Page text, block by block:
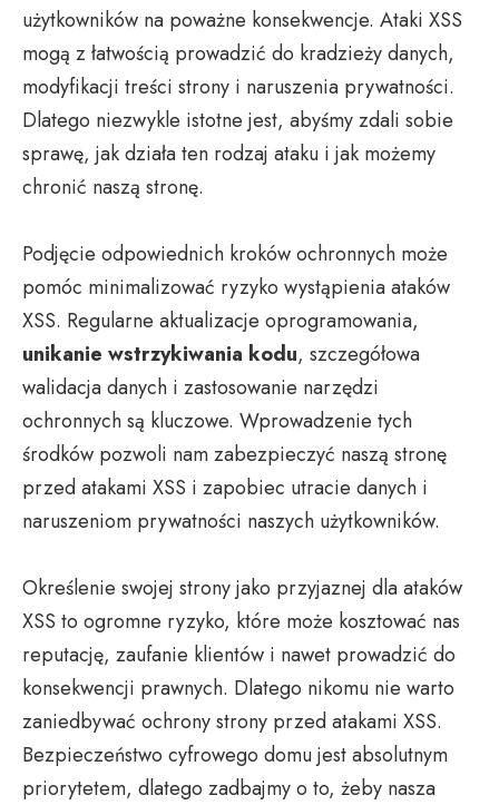
użytkowników na poważne konsekwencje. Ataki XSS
mogą z łatwością prowadzić do kradzieży danych,
modyfikacji treści strony i naruszenia prywatności.
Dlatego niezwykle istotne jest, abyśmy zdali sobie
sprawę, jak działa ten rodzaj ataku i jak możemy
chronić naszą stronę.
Podjęcie odpowiednich kroków ochronnych może
pomóc minimalizować ryzyko wystąpienia ataków
XSS. Regularne aktualizacje oprogramowania,
unikanie wstrzykiwania kodu, szczegółowa
walidacja danych i zastosowanie narzędzi
ochronnych są kluczowe. Wprowadzenie tych
środków pozwoli nam zabezpieczyć naszą stronę
przed atakami XSS i zapobiec utracie danych i
naruszeniom prywatności naszych użytkowników.
Określenie swojej strony jako przyjaznej dla ataków
XSS to ogromne ryzyko, które może kosztować nas
reputację, zaufanie klientów i nawet prowadzić do
konsekwencji prawnych. Dlatego nikomu nie warto
zaniedbywać ochrony strony przed atakami XSS.
Bezpieczeństwo cyfrowego domu jest absolutnym
priorytetem, dlatego zadbajmy o to, żeby nasza